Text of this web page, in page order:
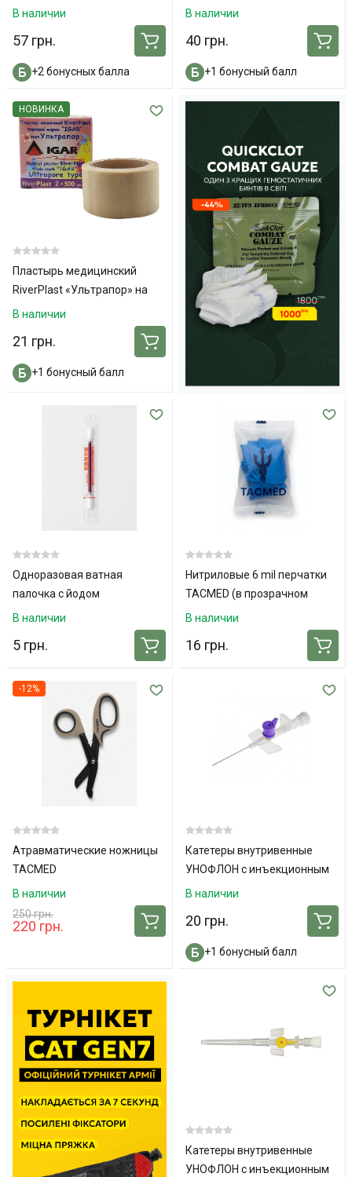
основе (хлопок) 3 см х 500 см
В наличии
57 грн.
+2 бонусных балла
основе (хлопок) 2 см х 500 см
В наличии
40 грн.
+1 бонусный балл
НОВИНКА
Пластырь медицинский
RiverPlast «Ультрапор» на
нетканой основе 2 см х 500
В наличии
21 грн.
+1 бонусный балл
Одноразовая ватная
палочка с йодом
В наличии
5 грн.
Нитриловые 6 mil перчатки
TACMED (в прозрачном
пакете) L
В наличии
16 грн.
-12%
Атравматические ножницы
TACMED
В наличии
250 грн.
220 грн.
Катетеры внутривенные
УНОФЛОН с инъекционным
портом и крылышками 26G
В наличии
20 грн.
+1 бонусный балл
Катетеры внутривенные
УНОФЛОН с инъекционным